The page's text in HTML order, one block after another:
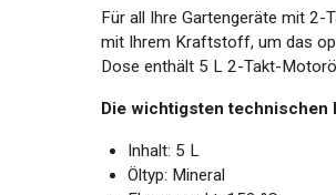
Für all Ihre Gartengeräte mit 2-
mit Ihrem Kraftstoff, um das
Dose enthält 5 L 2-Takt-
Die wichtigsten technischen
Inhalt: 5 L
Öltyp: Mineral